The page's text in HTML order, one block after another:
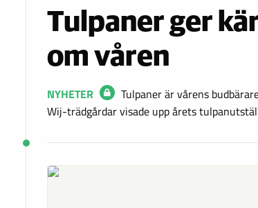
Tulpaner ger
om våren
NYHETER
Tulpaner är vårens
Wij-trädgårdar visade upp årets